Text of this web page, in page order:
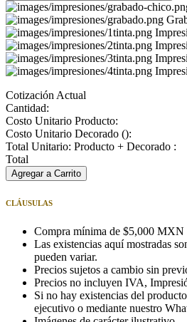
Cotización Actual
Cantidad:
Costo Unitario Producto:
Costo Unitario Decorado ():
Total Unitario: Producto + Decorado :
Total
Agregar a Carrito
CLÁUSULAS
Compra mínima de $5,000 MXN
Las existencias aquí mostradas
pueden variar.
Precios sujetos a cambio sin
Precios no incluyen IVA,
Si no hay existencias del
ejecutivo o mediante nuestro